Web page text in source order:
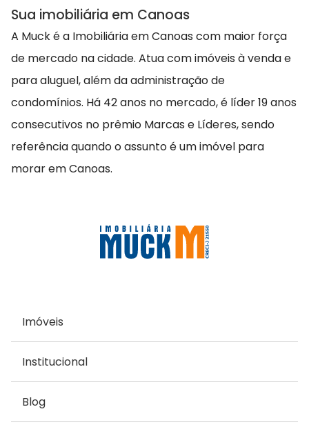
Sua imobiliária em Canoas
A Muck é a Imobiliária em Canoas com maior força
de mercado na cidade. Atua com imóveis à venda e
para aluguel, além da administração de
condomínios. Há 42 anos no mercado, é líder 19 anos
consecutivos no prêmio Marcas e Líderes, sendo
referência quando o assunto é um imóvel para
morar em Canoas.
Imóveis
Institucional
Blog